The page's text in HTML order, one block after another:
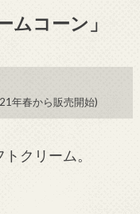
ムコーン」
年春から販売開始)
クリーム。